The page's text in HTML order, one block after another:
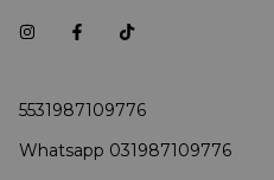
5531987109776
Whatsapp 031987109776